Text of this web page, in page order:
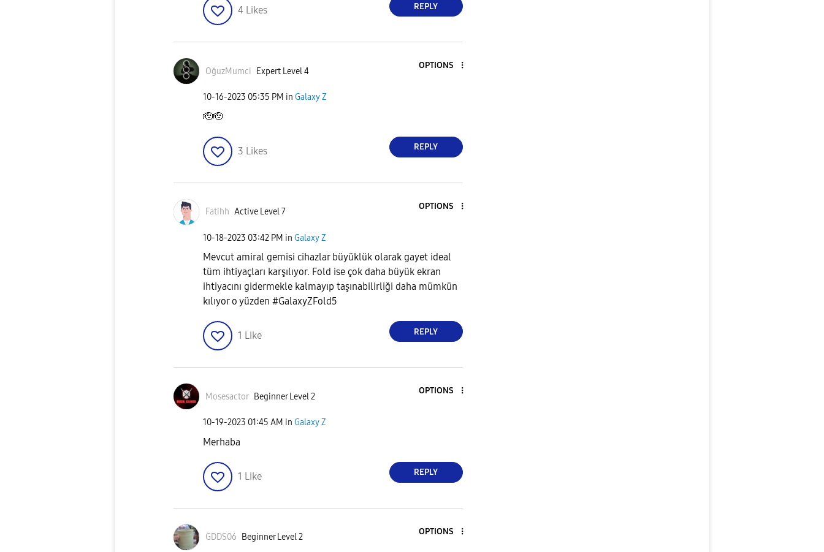
4 Likes REPLY
OğuzMumci Expert Level 4
OPTIONS
‎10-16-2023 05:35 PM in Galaxy Z
🫡🫡
3 Likes REPLY
Fatihh Active Level 7
OPTIONS
‎10-18-2023 03:42 PM in Galaxy Z
Mevcut amiral gemisi cihazlar büyüklük olarak gayet ideal
tüm ihtiyaçları karşılıyor. Fold ise çok daha büyük ekran
ihtiyacını gidermekle kalmayıp taşınabilirliği daha mümkün
kılıyor o yüzden #GalaxyZFold5
1 Like REPLY
Mosesactor Beginner Level 2
OPTIONS
‎10-19-2023 01:45 AM in Galaxy Z
Merhaba
1 Like REPLY
GDDS06 Beginner Level 2
OPTIONS